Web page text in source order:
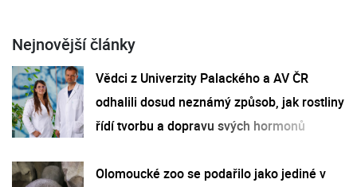
Nejnovější články
Vědci z Univerzity Palackého a AV ČR
odhalili dosud neznámý způsob, jak rostliny
řídí tvorbu a dopravu svých hormonů
Olomoucké zoo se podařilo jako jediné v